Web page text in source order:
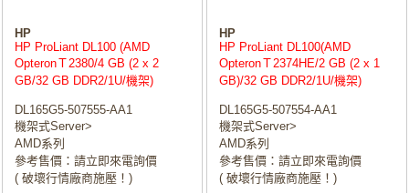
HP
HP ProLiant DL100 (AMD
OpteronＴ2380/4 GB (2 x 2
GB/32 GB DDR2/1U/機架)
DL165G5-507555-AA1
機架式Server>
AMD系列
參考售價：請立即來電詢價
( 破壞行情廠商施壓！)
HP
HP ProLiant DL100(AMD
OpteronＴ2374HE/2 GB (2 x 1
GB)/32 GB DDR2/1U/機架)
DL165G5-507554-AA1
機架式Server>
AMD系列
參考售價：請立即來電詢價
( 破壞行情廠商施壓！)